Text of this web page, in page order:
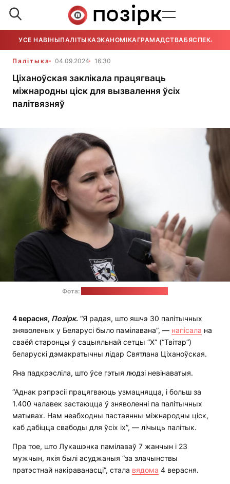
УСЕ НАВІНЫПАЛІТЫКАЭКАНОМІКАГРАМАДСТВАБЯСПЕКА
Палітыка 04.09.2024 16:30
Ціханоўская заклікала працягваць
міжнародны ціск для вызвалення ўсіх
палітвязняў
Фота:
4 верасня, Позірк. “Я радая, што яшчэ 30 палітычных
зняволеных у Беларусі было памілавана”, — напісала на
сваёй старонцы ў сацыяльнай сетцы “Х” (“Твітар”)
беларускі дэмакратычны лідар Святлана Ціханоўская.
Яна падкрэсліла, што ўсе гэтыя людзі невінаватыя.
“Аднак рэпрэсіі працягваюць узмацняцца, і больш за
1.400 чалавек застаюцца ў зняволенні па палітычных
матывах. Нам неабходны пастаянны міжнародны ціск,
каб дабіцца свабоды для ўсіх іх”, — лічыць палітык.
Пра тое, што Лукашэнка памілаваў 7 жанчын і 23
мужчын, якія былі асуджаныя “за злачынствы
пратэстнай накіраванасці”, стала вядома 4 верасня.